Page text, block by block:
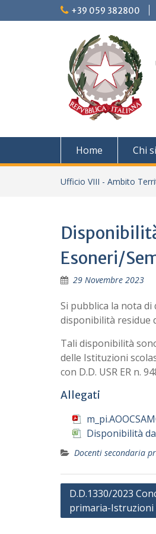
to
+39 059 382800
Home Chi
Ufficio VIII - Ambito
Esoneri/
29 Novembre 2023
Si pubblica la nota
disponibilità residue
Tali disponibilità
delle Istituzioni
con D.D. USR ER n.
Allegati
Disponibilità
Docenti secondaria
Navigazione
articoli
D.D.1330/2023
primaria-Istruzioni